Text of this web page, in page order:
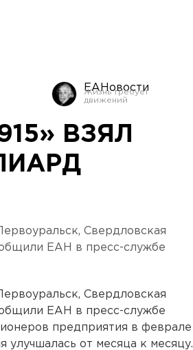
ЕАНовости
ВЗЯЛ
Свердловская
ЕАН в пресс-службе
Свердловская
ЕАН в пресс-службе
предприятия в феврале
улучшалась от месяца к месяцу.